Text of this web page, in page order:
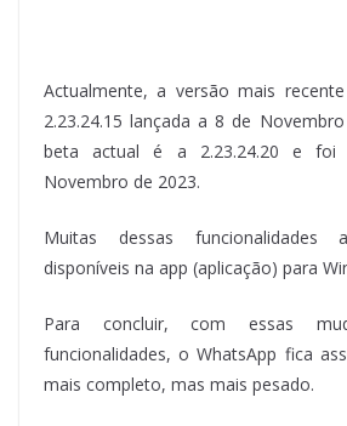
Actualmente, a versão mais
2.23.24.15 lançada a 8 de
beta actual é a 2.23.24.20 e foi
Novembro de 2023.
Muitas dessas funcionalidades
disponíveis na app (aplicação) para
Para concluir, com essas
funcionalidades, o WhatsApp fica
mais completo, mas mais pesado.